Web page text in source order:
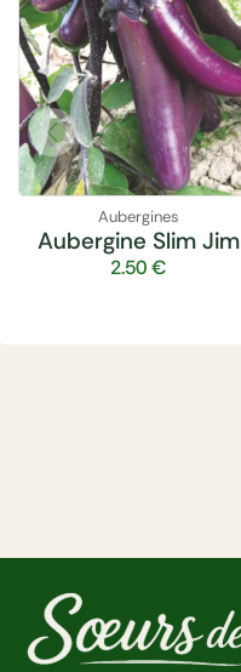
Aubergines
Aubergine Slim Jim
2.50€